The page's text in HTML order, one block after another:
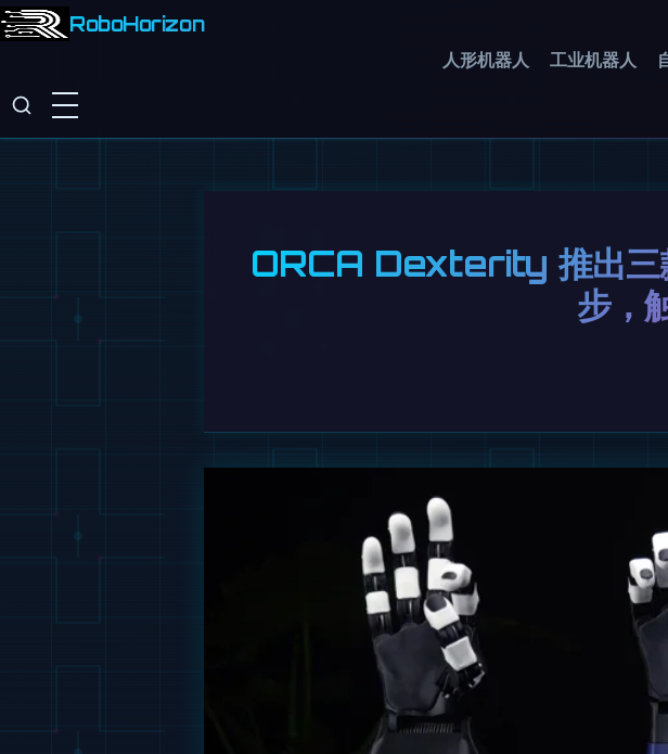
RoboHorizon
人形机器人 工业机器人
ORCA Dexterity 推出三
步，